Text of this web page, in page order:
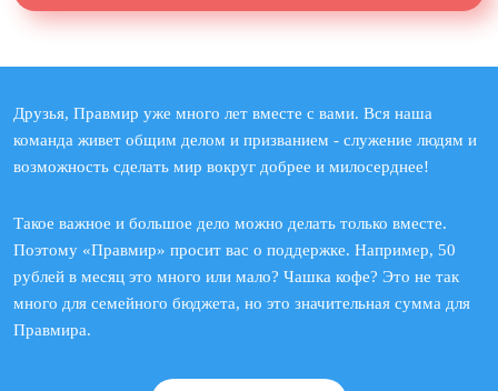
Друзья, Правмир уже много лет вместе с вами. Вся наша
команда живет общим делом и призванием - служение людям и
возможность сделать мир вокруг добрее и милосерднее!
Такое важное и большое дело можно делать только вместе.
Поэтому «Правмир» просит вас о поддержке. Например, 50
рублей в месяц это много или мало? Чашка кофе? Это не так
много для семейного бюджета, но это значительная сумма для
Правмира.